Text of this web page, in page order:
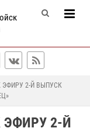
ЭФИРУ 2-Й ВЫПУСК
ЭФИРУ 2-Й